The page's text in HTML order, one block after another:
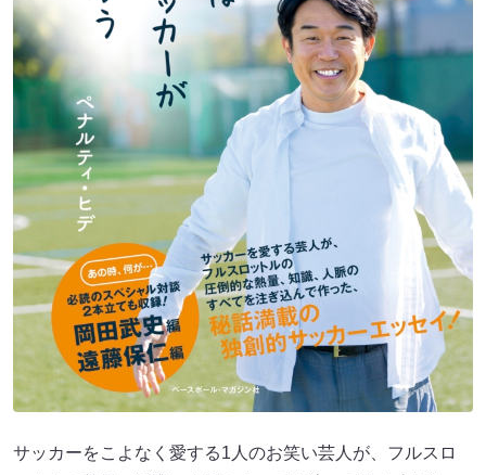
サッカーをこよなく愛する1⼈のお笑い芸⼈が、フルスロ